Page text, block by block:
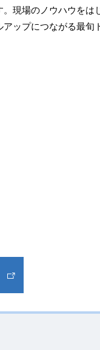
現場のノウハウを
ップにつながる最